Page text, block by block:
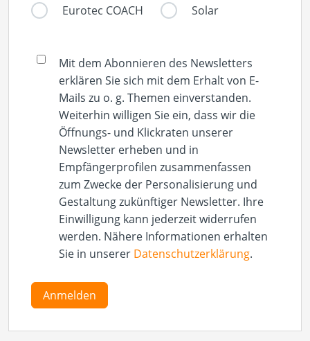
Eurotec COACH Solar
Mit dem Abonnieren des Newsletters
erklären Sie sich mit dem Erhalt von E-
Mails zu o. g. Themen einverstanden.
Weiterhin willigen Sie ein, dass wir die
Öffnungs- und Klickraten unserer
Newsletter erheben und in
Empfängerprofilen zusammenfassen
zum Zwecke der Personalisierung und
Gestaltung zukünftiger Newsletter. Ihre
Einwilligung kann jederzeit widerrufen
werden. Nähere Informationen erhalten
Sie in unserer Datenschutzerklärung.